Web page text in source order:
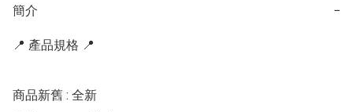
簡介 −
📍 產品規格 📍
商品新舊 : 全新